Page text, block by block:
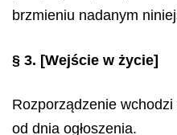
brzmieniu nadanym
§ 3. [Wejście w życie]
Rozporządzenie
od dnia ogłoszenia.